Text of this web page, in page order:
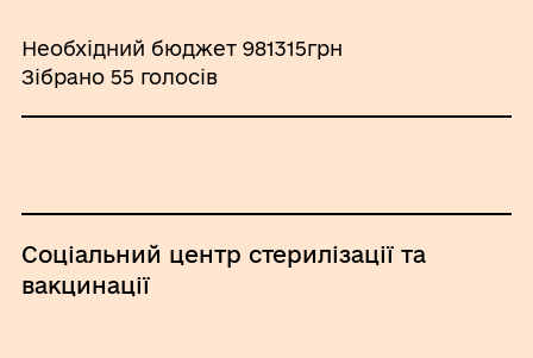
Необхідний бюджет 981315грн
Зібрано 55 голосів
Соціальний центр стерилізації та
вакцинації